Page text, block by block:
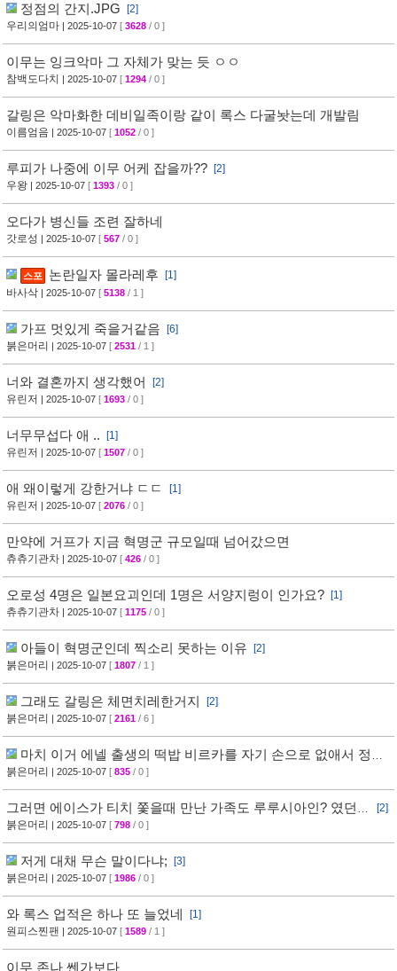
정점의 간지.JPG
[2]
우리의엄마 | 2025-10-07 [ 3628 / 0 ]
이무는 잉크악마 그 자체가 맞는 듯 ㅇㅇ
참백도다치 | 2025-10-07 [ 1294 / 0 ]
갈링은 악마화한 데비일족이랑 같이 록스 다굴놧는데 개발림
이름엄음 | 2025-10-07 [ 1052 / 0 ]
루피가 나중에 이무 어케 잡을까??
[2]
우왕 | 2025-10-07 [ 1393 / 0 ]
오다가 병신들 조련 잘하네
갓로성 | 2025-10-07 [ 567 / 0 ]
스포 논란일자 몰라레후
[1]
바사삭 | 2025-10-07 [ 5138 / 1 ]
가프 멋있게 죽을거같음
[6]
붉은머리
| 2025-10-07 [ 2531 / 1 ]
너와 결혼까지 생각했어
[2]
유린저 | 2025-10-07 [ 1693 / 0 ]
너무무섭다 애 ..
[1]
유린저 | 2025-10-07 [ 1507 / 0 ]
애 왜이렇게 강한거냐 ㄷㄷ
[1]
유린저 | 2025-10-07 [ 2076 / 0 ]
만약에 거프가 지금 혁명군 규모일때 넘어갔으면
츄츄기관차 | 2025-10-07 [ 426 / 0 ]
오로성 4명은 일본요괴인데 1명은 서양지렁이 인가요?
[1]
츄츄기관차 | 2025-10-07 [ 1175 / 0 ]
아들이 혁명군인데 찍소리 못하는 이유
[2]
붉은머리
| 2025-10-07 [ 1807 / 1 ]
그래도 갈링은 체면치레한거지
[2]
붉은머리
| 2025-10-07 [ 2161 / 6 ]
마치 이거 에넬 출생의 떡밥 비르카를 자기 손으로 없애서 정보
누설 막은거처럼
붉은머리 | 2025-10-07 [ 835 / 0 ]
그러면 에이스가 티치 쫓을때 만난 가족도 루루시아인? 였던거
임?
[2]
붉은머리
| 2025-10-07 [ 798 / 0 ]
저게 대채 무슨 말이다냐;
[3]
붉은머리
| 2025-10-07 [ 1986 / 0 ]
와 록스 업적은 하나 또 늘었네
[1]
원피스찐팬 | 2025-10-07 [ 1589 / 1 ]
이무 존나 쎈가보다